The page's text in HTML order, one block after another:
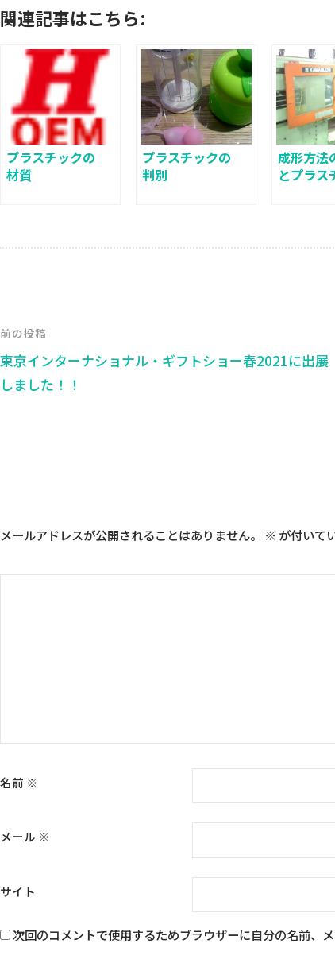
関連記事はこちら:
プラスチックの
材質
プラスチックの
判別
成形方法
とプラス
前の投稿
東京インターナショナル・ギフトショー春2021に出展
しました！！
メールアドレスが公開されることはありません。 ※ が付いて
名前 ※
メール ※
サイト
次回のコメントで使用するためブラウザーに自分の名前、